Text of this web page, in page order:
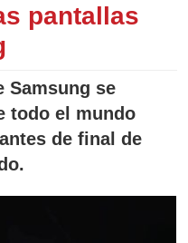
pantallas
Samsung se
todo el mundo
de final de